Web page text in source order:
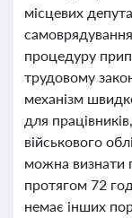
місцевих
процедуру
трудовому
механізм
для
військового
можна визнати
протягом 72
немає інших